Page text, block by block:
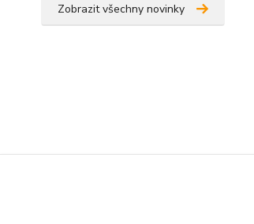
Zobrazit všechny novinky